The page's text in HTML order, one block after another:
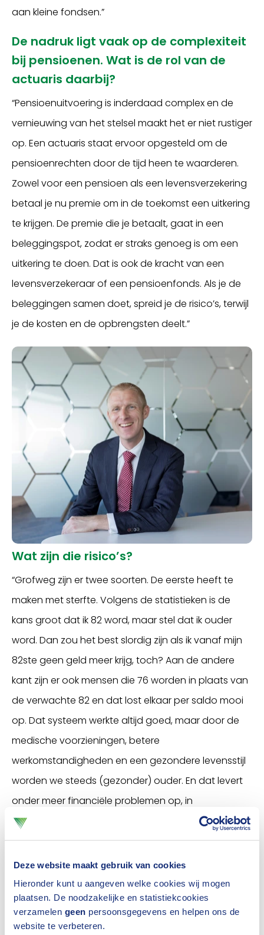
Deze website maakt gebruik van cookies
Hieronder kunt u aangeven welke cookies wij mogen
plaatsen. De noodzakelijke en statistiekcookies
verzamelen geen persoonsgegevens en helpen ons de
website te verbeteren.
aan kleine fondsen.”
De nadruk ligt vaak op de complexiteit
bij pensioenen. Wat is de rol van de
actuaris daarbij?
“Pensioenuitvoering is inderdaad complex en de
vernieuwing van het stelsel maakt het er niet rustiger
op. Een actuaris staat ervoor opgesteld om de
pensioenrechten door de tijd heen te waarderen.
Zowel voor een pensioen als een levensverzekering
betaal je nu premie om in de toekomst een uitkering
te krijgen. De premie die je betaalt, gaat in een
beleggingspot, zodat er straks genoeg is om een
uitkering te doen. Dat is ook de kracht van een
levensverzekeraar of een pensioenfonds. Als je de
beleggingen samen doet, spreid je de risico’s, terwijl
je de kosten en de opbrengsten deelt.”
Wat zijn die risico’s?
“Grofweg zijn er twee soorten. De eerste heeft te
maken met sterfte. Volgens de statistieken is de
kans groot dat ik 82 word, maar stel dat ik ouder
word. Dan zou het best slordig zijn als ik vanaf mijn
82ste geen geld meer krijg, toch? Aan de andere
kant zijn er ook mensen die 76 worden in plaats van
de verwachte 82 en dat lost elkaar per saldo mooi
op. Dat systeem werkte altijd goed, maar door de
medische voorzieningen, betere
werkomstandigheden en een gezondere levensstijl
worden we steeds (gezonder) ouder. En dat levert
onder meer financiële problemen op, in
verzekeringstermen wordt dat ook wel het ‘lang-
levenrisico’ genoemd. De vergrijzing wordt op den
duur onbetaalbaar en is dan ook een van de
belangrijkste redenen voor een nieuw
pensioenstelsel. Het andere risico heeft met
beleggen te maken.